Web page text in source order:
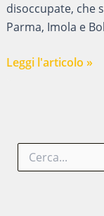
disoccupate, che
Parma, Imola e
NUOVI
PARTENZA
presso
Leggi l'articolo »
C